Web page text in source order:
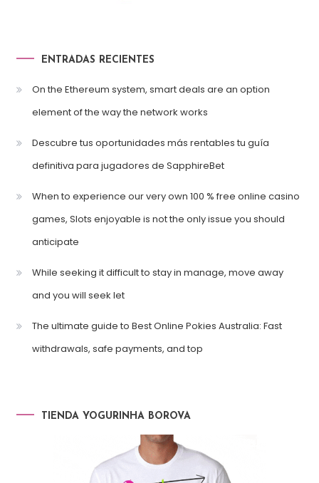
ENTRADAS RECIENTES
On the Ethereum system, smart deals are an option
element of the way the network works
Descubre tus oportunidades más rentables tu guía
definitiva para jugadores de SapphireBet
When to experience our very own 100 % free online casino
games, Slots enjoyable is not the only issue you should
anticipate
While seeking it difficult to stay in manage, move away
and you will seek let
The ultimate guide to Best Online Pokies Australia: Fast
withdrawals, safe payments, and top
TIENDA YOGURINHA BOROVA